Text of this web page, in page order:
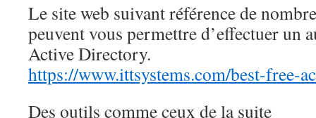
Le site web suivant référence de
peuvent vous permettre d’effectuer un
Active Directory.
https://www.ittsystems.com/best-free-
Des outils comme ceux de la suite